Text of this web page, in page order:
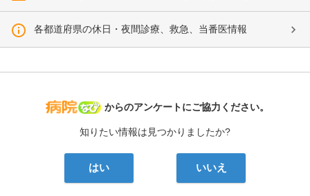
各都道府県の休日・夜間診療、救急、当番医情報
病院なび
からのアンケートにご協力ください。
知りたい情報は見つかりましたか?
はい いいえ